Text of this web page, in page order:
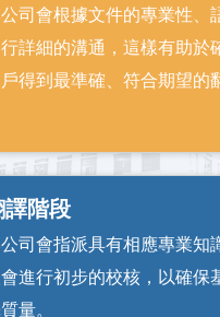
司會根據文件的專業性、
詳細的溝通，這樣有助於
得到最準確、符合期望的
階段
司會指派具有相應專業知
進行初步的校核，以確保
量。